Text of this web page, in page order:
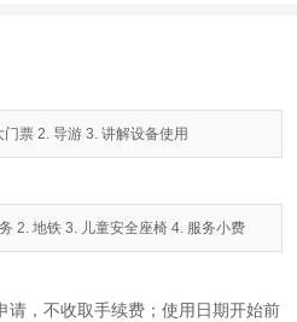
票 2. 导游 3. 讲解设备使用
2. 地铁 3. 儿童安全座椅 4. 服务小费
请，不收取手续费；使用日期开始前